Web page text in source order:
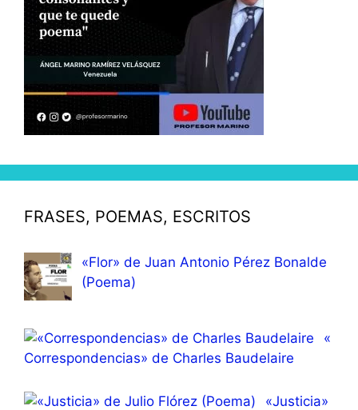
FRASES, POEMAS, ESCRITOS
«Flor» de Juan Antonio Pérez Bonalde
(Poema)
«
Correspondencias» de Charles Baudelaire
«Justicia»